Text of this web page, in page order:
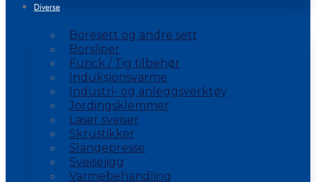
Diverse
Boresett og andre sett
Borsliper
Furick / Tig tilbehør
Induksjonsvarme
Industri- og anleggsverktøy
Jordingsklemmer
Laser sveiser
Skrustikker
Slangepresse
Sveisejigg
Varmebehandling